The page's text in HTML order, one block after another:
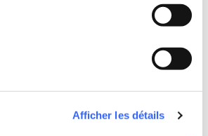
Afficher les détails
à Pistoia
plus sur la localité arrow_forward